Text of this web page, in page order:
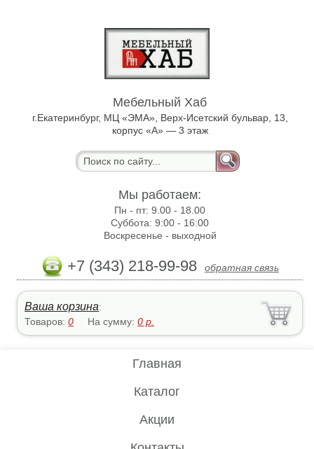
Мебельный Хаб
г.Екатеринбург, МЦ «ЭМА», Верх-Исетский бульвар, 13,
корпус «А» — 3 этаж
Мы работаем:
Пн - пт:9.00 - 18.00
Суббота:9:00 - 16:00
Воскресенье - выходной
+7 (343) 218-99-98 обратная связь
Ваша корзина:
Товаров:0 На сумму:0 р.
Главная
Каталог
Акции